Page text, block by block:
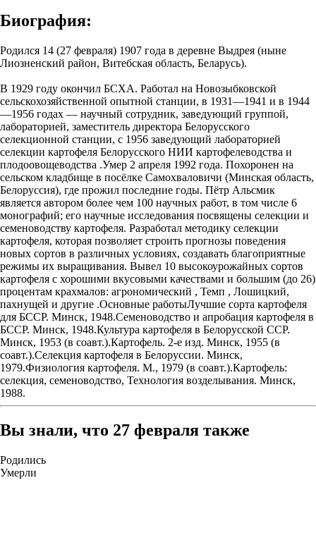
Биография:
Родился 14 (27 февраля) 1907 года в деревне Выдрея (ныне
Лиозненский район, Витебская область, Беларусь).
В 1929 году окончил БСХА. Работал на Новозыбковской
сельскохозяйственной опытной станции, в 1931—1941 и в 1944
—1956 годах — научный сотрудник, заведующий группой,
лабораторией, заместитель директора Белорусского
селекционной станции, с 1956 заведующий лабораторией
селекции картофеля Белорусского НИИ картофелеводства и
плодоовощеводства .Умер 2 апреля 1992 года. Похоронен на
сельском кладбище в посёлке Самохваловичи (Минская область,
Белоруссия), где прожил последние годы. Пётр Альсмик
является автором более чем 100 научных работ, в том числе 6
монографий; его научные исследования посвящены селекции и
семеноводству картофеля. Разработал методику селекции
картофеля, которая позволяет строить прогнозы поведения
новых сортов в различных условиях, создавать благоприятные
режимы их выращивания. Вывел 10 высокоурожайных сортов
картофеля с хорошими вкусовыми качествами и большим (до 26)
процентам крахмалов: агрономический , Темп , Лошицкий,
пахнущей и другие .Основные работыЛучшие сорта картофеля
для БССР. Минск, 1948.Семеноводство и апробация картофеля в
БССР. Минск, 1948.Культура картофеля в Белорусской ССР.
Минск, 1953 (в соавт.).Картофель. 2-е изд. Минск, 1955 (в
соавт.).Селекция картофеля в Белоруссии. Минск,
1979.Физиология картофеля. М., 1979 (в соавт.).Картофель:
селекция, семеноводство, Технология возделывания. Минск,
1988.
Вы знали, что 27 февраля также
Родились
Умерли